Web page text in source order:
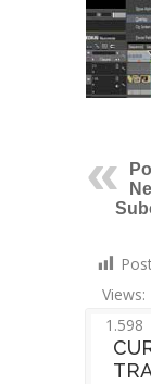
Views:
1.598